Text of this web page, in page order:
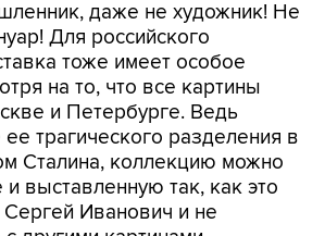
даже не художник! Не
Для российского
тоже имеет особое
на то, что все картины
и Петербурге. Ведь
трагического разделения в
Сталина, коллекцию можно
и выставленную так, как это
Иванович и не